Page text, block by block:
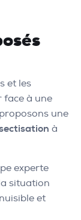
et les
face à une
une
à
experte
situation
et